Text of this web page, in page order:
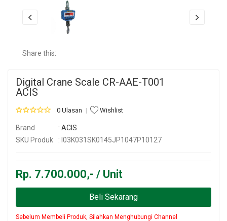
Share this:
Digital Crane Scale CR-AAE-T001
ACIS
0 Ulasan Wishlist
Brand : ACIS
SKU Produk
: I03K031SK0145JP1047P10127
Rp. 7.700.000,- / Unit
Beli Sekarang
Sebelum Membeli Produk, Silahkan Menghubungi Channel